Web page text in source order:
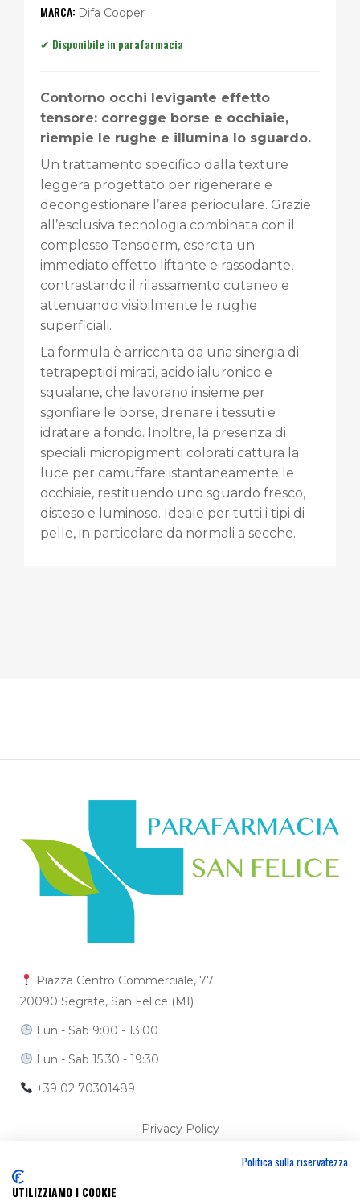
Difa Cooper
Contorno occhi levigante effetto
tensore: corregge borse e occhiaie,
riempie le rughe e illumina lo sguardo.
Un trattamento specifico dalla texture
leggera progettato per rigenerare e
decongestionare l’area perioculare. Grazie
all’esclusiva tecnologia combinata con il
complesso Tensderm, esercita un
immediato effetto liftante e rassodante,
contrastando il rilassamento cutaneo e
attenuando visibilmente le rughe
superficiali.
La formula è arricchita da una sinergia di
tetrapeptidi mirati, acido ialuronico e
squalane, che lavorano insieme per
sgonfiare le borse, drenare i tessuti e
idratare a fondo. Inoltre, la presenza di
speciali micropigmenti colorati cattura la
luce per camuffare istantaneamente le
occhiaie, restituendo uno sguardo fresco,
disteso e luminoso. Ideale per tutti i tipi di
pelle, in particolare da normali a secche.
Piazza Centro Commerciale, 77
20090 Segrate, San Felice (MI)
Lun - Sab 9:00 - 13:00
Lun - Sab 15:30 - 19:30
+39 02 70301489
Privacy Policy
Politica sulla riservatezza
UTILIZZIAMO I COOKIE